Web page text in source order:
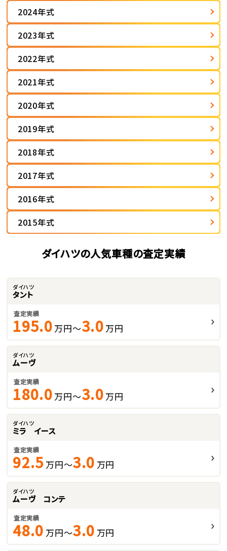
2024年式
2023年式
2022年式
2021年式
2020年式
2019年式
2018年式
2017年式
2016年式
2015年式
ダイハツの人気車種の査定実績
ダイハツ
タント
査定実績
195.0 万円～3.0 万円
ダイハツ
ムーヴ
査定実績
180.0 万円～3.0 万円
ダイハツ
ミラ イース
査定実績
92.5 万円～3.0 万円
ダイハツ
ムーヴ コンテ
査定実績
48.0 万円～3.0 万円